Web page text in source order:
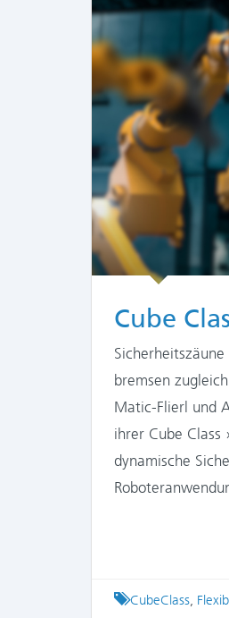
Cube
bremsen
Matic-Flierl und
ihrer Cube
dynamische
Tagged
CubeClass,